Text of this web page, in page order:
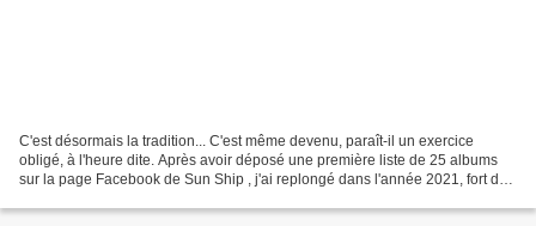
C'est désormais la tradition... C'est même devenu, paraît-il un exercice
obligé, à l'heure dite. Après avoir déposé une première liste de 25 albums
sur la page Facebook de Sun Ship , j'ai replongé dans l'année 2021, fort de